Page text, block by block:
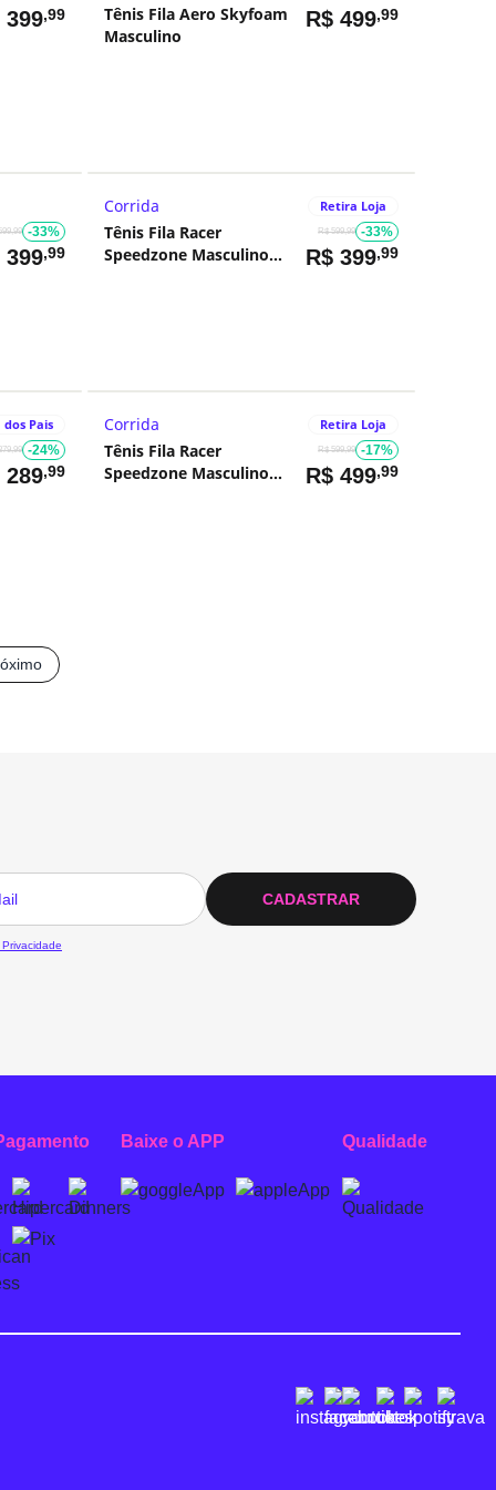
399,99
Tênis Fila Aero Skyfoam
Masculino
R$499,99
-33%
399,99
Corrida Retira Loja
Tênis Fila Racer
Speedzone Masculino
R$ 599,99 -33%
R$399,99
dos Pais
-24%
289,99
Corrida Retira Loja
Tênis Fila Racer
Speedzone Masculino
R$ 599,99 -17%
R$499,99
CADASTRAR
Baixe o APP Qualidade